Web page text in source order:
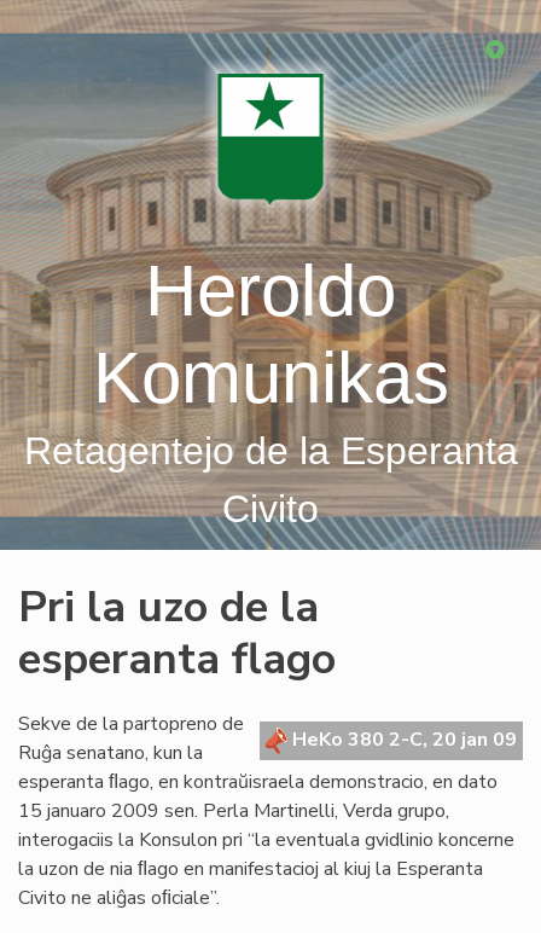
Skip
Heroldo
Komunikas
Retagentejo de la Esperanta
Civito
Pri la uzo de la
esperanta flago
HeKo 380 2-C, 20 jan 09
Sekve de la partopreno de
Ruĝa senatano, kun la
esperanta ﬂago, en kontraŭisraela demonstracio, en dato
15 januaro 2009 sen. Perla Martinelli, Verda grupo,
interogaciis la Konsulon pri “la eventuala gvidlinio koncerne
la uzon de nia ﬂago en manifestacioj al kiuj la Esperanta
Civito ne aliĝas oﬁciale”.